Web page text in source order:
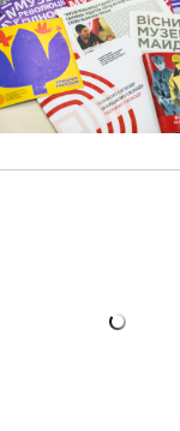
гуманітарної
іншими кримськими